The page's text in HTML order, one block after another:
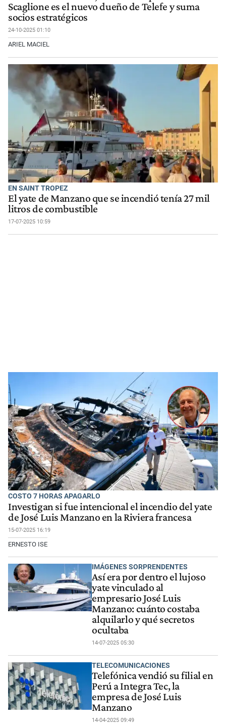
Scaglione es el nuevo dueño de Telefe y suma
socios estratégicos
24-10-2025 01:10
ARIEL MACIEL
EN SAINT TROPEZ
El yate de Manzano que se incendió tenía 27 mil
litros de combustible
17-07-2025 10:59
COSTO 7 HORAS APAGARLO
Investigan si fue intencional el incendio del yate
de José Luis Manzano en la Riviera francesa
15-07-2025 16:19
ERNESTO ISE
IMÁGENES SORPRENDENTES
Así era por dentro el lujoso
yate vinculado al
empresario José Luis
Manzano: cuánto costaba
alquilarlo y qué secretos
ocultaba
14-07-2025 05:30
TELECOMUNICACIONES
Telefónica vendió su filial en
Perú a Integra Tec, la
empresa de José Luis
Manzano
14-04-2025 09:49